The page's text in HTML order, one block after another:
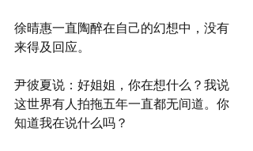
徐晴惠一直陶醉在自己的幻想中，没有
来得及回应。
尹彼夏说：好姐姐，你在想什么？我说
这世界有人拍拖五年一直都无间道。你
知道我在说什么吗？